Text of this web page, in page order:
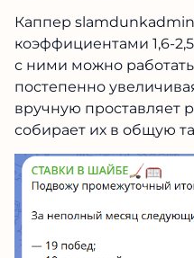
Каппер
коэффициентами 1,6-
с ними можно
постепенно
вручную проставляет
собирает их в общую